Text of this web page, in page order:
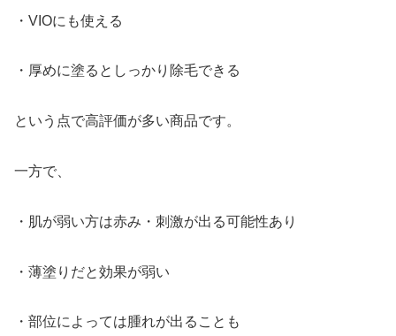
・VIOにも使える
・厚めに塗るとしっかり除毛できる
という点で高評価が多い商品です。
一方で、
・肌が弱い方は赤み・刺激が出る可能性あり
・薄塗りだと効果が弱い
・部位によっては腫れが出ることも